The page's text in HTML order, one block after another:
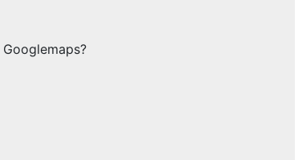
Googlemaps?